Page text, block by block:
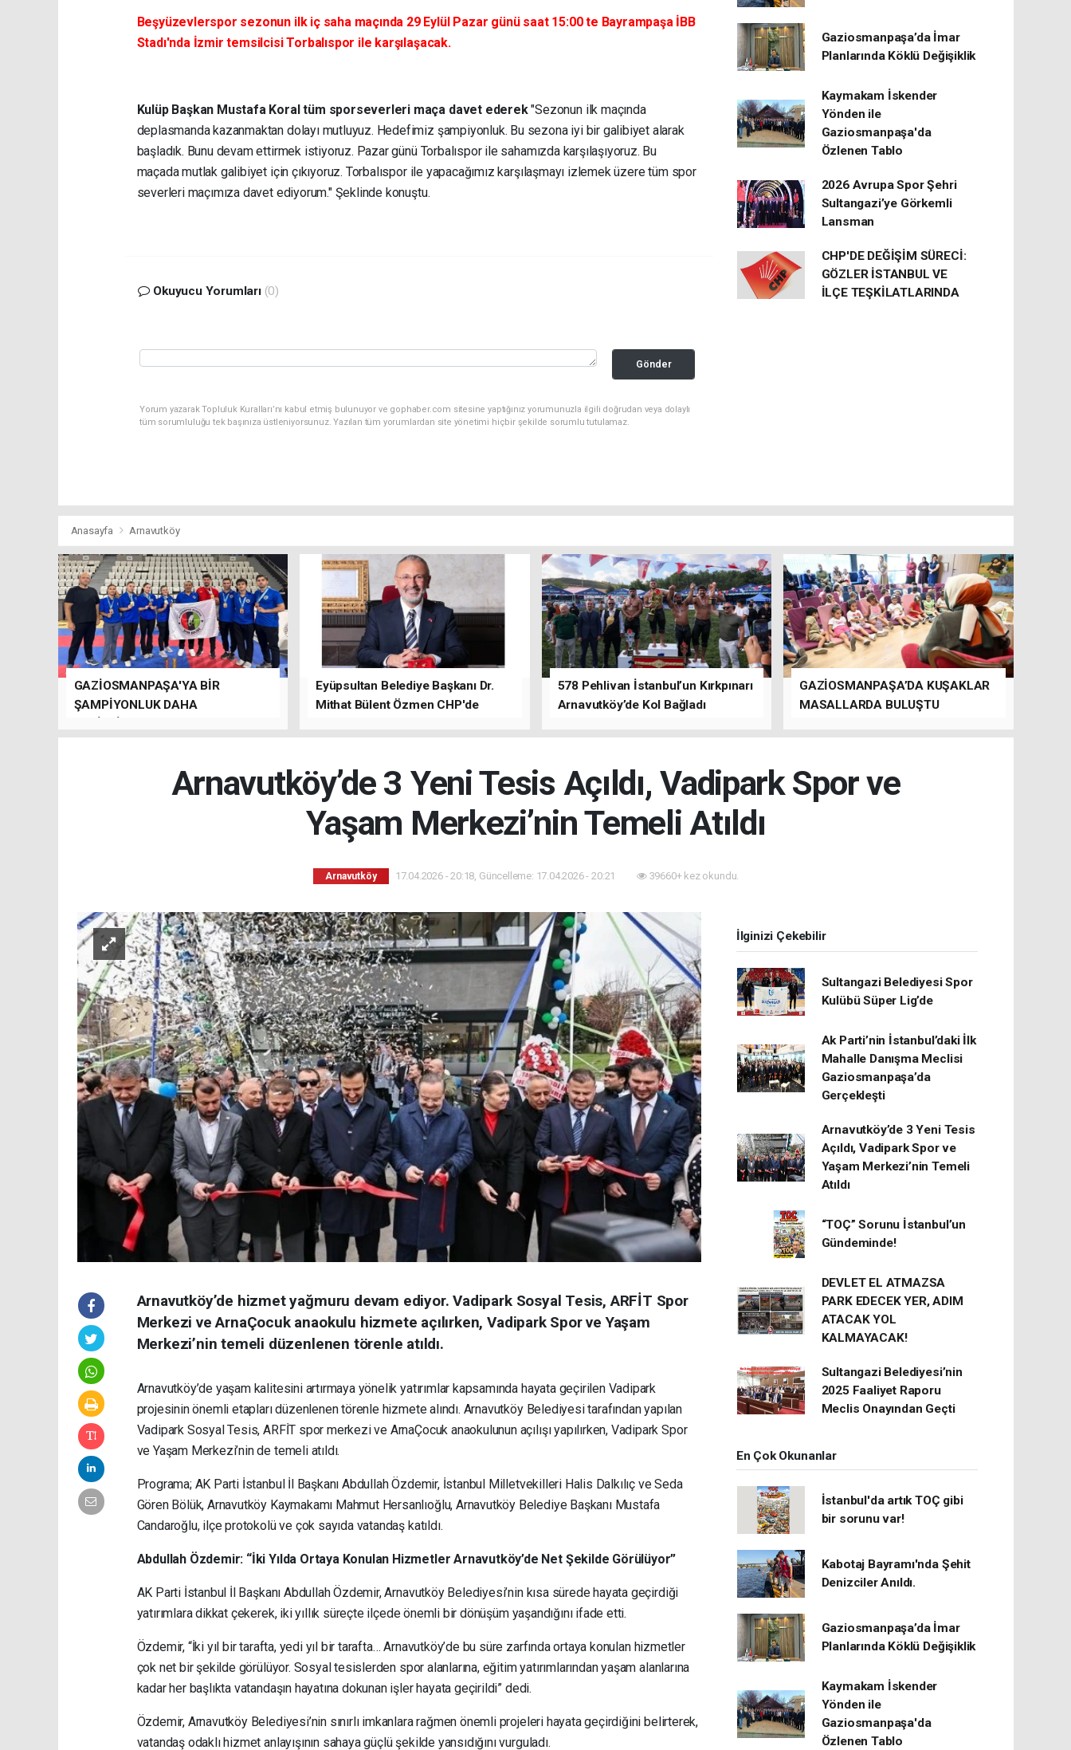
Beşyüzevlerspor sezonun ilk iç saha maçında 29 Eylül Pazar günü saat 15:00 te Bayrampaşa İBB
Stadı'nda İzmir temsilcisi Torbalıspor ile karşılaşacak.
Kulüp Başkan Mustafa Koral tüm sporseverleri maça davet ederek"Sezonun ilk maçında
deplasmanda kazanmaktan dolayı mutluyuz. Hedefimiz şampiyonluk. Bu sezona iyi bir galibiyet alarak
başladık. Bunu devam ettirmek istiyoruz. Pazar günü Torbalıspor ile sahamızda karşılaşıyoruz. Bu
maçada mutlak galibiyet için çıkıyoruz. Torbalıspor ile yapacağımız karşılaşmayı izlemek üzere tüm spor
severleri maçımıza davet ediyorum." Şeklinde konuştu.
Okuyucu Yorumları (0)
Gönder
Yorum yazarak Topluluk Kuralları’nı kabul etmiş bulunuyor ve gophaber.com sitesine yaptığınız yorumunuzla ilgili doğrudan veya dolaylı
tüm sorumluluğu tek başınıza üstleniyorsunuz. Yazılan tüm yorumlardan site yönetimi hiçbir şekilde sorumlu tutulamaz.
Gaziosmanpaşa’da İmar
Planlarında Köklü Değişiklik
Kaymakam İskender
Yönden ile
Gaziosmanpaşa'da
Özlenen Tablo
2026 Avrupa Spor Şehri
Sultangazi’ye Görkemli
Lansman
CHP'DE DEĞİŞİM SÜRECİ:
GÖZLER İSTANBUL VE
İLÇE TEŞKİLATLARINDA
Anasayfa Arnavutköy
GAZİOSMANPAŞA'YA BİR
ŞAMPİYONLUK DAHA
Eyüpsultan Belediye Başkanı Dr.
Mithat Bülent Özmen CHP'de
578 Pehlivan İstanbul’un Kırkpınarı
Arnavutköy’de Kol Bağladı
GAZİOSMANPAŞA’DA KUŞAKLAR
MASALLARDA BULUŞTU
Arnavutköy’de 3 Yeni Tesis Açıldı, Vadipark Spor ve
Yaşam Merkezi’nin Temeli Atıldı
Arnavutköy 17.04.2026 - 20:18, Güncelleme: 17.04.2026 - 20:21 39660+ kez okundu.
Arnavutköy’de hizmet yağmuru devam ediyor. Vadipark Sosyal Tesis, ARFİT Spor
Merkezi ve ArnaÇocuk anaokulu hizmete açılırken, Vadipark Spor ve Yaşam
Merkezi’nin temeli düzenlenen törenle atıldı.
Arnavutköy’de yaşam kalitesini artırmaya yönelik yatırımlar kapsamında hayata geçirilen Vadipark
projesinin önemli etapları düzenlenen törenle hizmete alındı. Arnavutköy Belediyesi tarafından yapılan
Vadipark Sosyal Tesis, ARFİT spor merkezi ve ArnaÇocuk anaokulunun açılışı yapılırken, Vadipark Spor
ve Yaşam Merkezi’nin de temeli atıldı.
Programa; AK Parti İstanbul İl Başkanı Abdullah Özdemir, İstanbul Milletvekilleri Halis Dalkılıç ve Seda
Gören Bölük, Arnavutköy Kaymakamı Mahmut Hersanlıoğlu, Arnavutköy Belediye Başkanı Mustafa
Candaroğlu, ilçe protokolü ve çok sayıda vatandaş katıldı.
Abdullah Özdemir: “İki Yılda Ortaya Konulan Hizmetler Arnavutköy’de Net Şekilde Görülüyor”
AK Parti İstanbul İl Başkanı Abdullah Özdemir, Arnavutköy Belediyesi’nin kısa sürede hayata geçirdiği
yatırımlara dikkat çekerek, iki yıllık süreçte ilçede önemli bir dönüşüm yaşandığını ifade etti.
Özdemir, “İki yıl bir tarafta, yedi yıl bir tarafta… Arnavutköy’de bu süre zarfında ortaya konulan hizmetler
çok net bir şekilde görülüyor. Sosyal tesislerden spor alanlarına, eğitim yatırımlarından yaşam alanlarına
kadar her başlıkta vatandaşın hayatına dokunan işler hayata geçirildi” dedi.
Özdemir, Arnavutköy Belediyesi’nin sınırlı imkanlara rağmen önemli projeleri hayata geçirdiğini belirterek,
vatandaş odaklı hizmet anlayışının sahaya güçlü şekilde yansıdığını vurguladı.
İlginizi Çekebilir
Sultangazi Belediyesi Spor
Kulübü Süper Lig’de
Ak Parti’nin İstanbul’daki İlk
Mahalle Danışma Meclisi
Gaziosmanpaşa’da
Gerçekleşti
Arnavutköy’de 3 Yeni Tesis
Açıldı, Vadipark Spor ve
Yaşam Merkezi’nin Temeli
Atıldı
“TOÇ” Sorunu İstanbul’un
Gündeminde!
DEVLET EL ATMAZSA
PARK EDECEK YER, ADIM
ATACAK YOL
KALMAYACAK!
Sultangazi Belediyesi’nin
2025 Faaliyet Raporu
Meclis Onayından Geçti
En Çok Okunanlar
İstanbul'da artık TOÇ gibi
bir sorunu var!
Kabotaj Bayramı'nda Şehit
Denizciler Anıldı.
Gaziosmanpaşa’da İmar
Planlarında Köklü Değişiklik
Kaymakam İskender
Yönden ile
Gaziosmanpaşa'da
Özlenen Tablo